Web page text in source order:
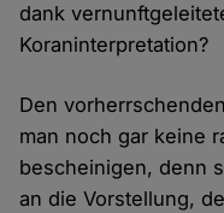
dank
Koraninterpretation?
Den
man noch gar keine
bescheinigen, denn
an die Vorstellung,